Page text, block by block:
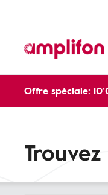
Offre spéciale: